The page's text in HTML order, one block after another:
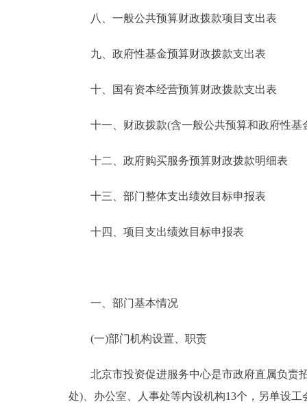
八、一般公共预算财政拨款项目支出表
九、政府性基金预算财政拨款支出表
十、国有资本经营预算财政拨款支出表
十一、财政拨款(含一般公共预算和政府性基
十二、政府购买服务预算财政拨款明细表
十三、部门整体支出绩效目标申报表
十四、项目支出绩效目标申报表
一、部门基本情况
(一)部门机构设置、职责
北京市投资促进服务中心是市政府直属负责招
处)、办公室、人事处等内设机构13个，另单设